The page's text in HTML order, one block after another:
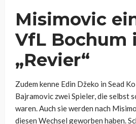
Misimovic
VfL Bochum
„Revier“
Zudem kenne Edin Džeko in Sead
Bajramovic zwei Spieler, die selbst
waren. Auch sie werden nach
diesen Wechsel geworben haben.